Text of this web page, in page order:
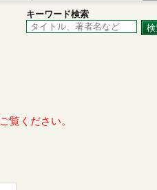
キーワード検索
覧ください。